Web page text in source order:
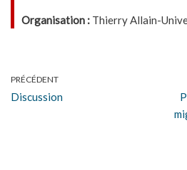
Organisation : Thierry Allain-
PRÉCÉDENT
Discussion